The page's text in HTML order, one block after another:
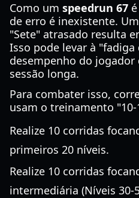
Como um speedrun 67
de erro é inexistente.
"Sete" atrasado resulta
Isso pode levar à
desempenho do
sessão longa.
Para combater isso,
usam o treinamento "10-
Realize 10 corridas
primeiros 20 níveis.
Realize 10 corridas
intermediária (Níveis 30-